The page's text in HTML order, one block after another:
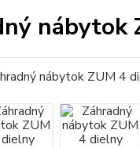
nábytok